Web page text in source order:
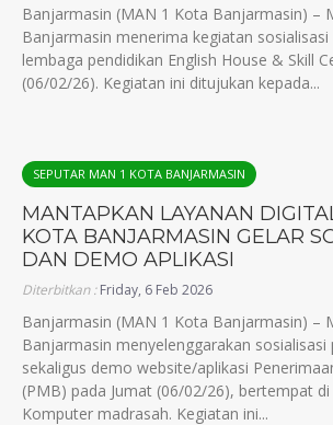
Banjarmasin (MAN 1 Kota Banjarmasin) –
Banjarmasin menerima kegiatan
lembaga pendidikan English House & Skill
(06/02/26). Kegiatan ini ditujukan kepada...
SEPUTAR MAN 1 KOTA BANJARMASIN
MANTAPKAN LAYANAN
KOTA BANJARMASIN GELAR
DAN DEMO APLIKASI
Diterbitkan :Friday, 6 Feb 2026
Banjarmasin (MAN 1 Kota Banjarmasin) –
Banjarmasin menyelenggarakan sosialisasi
sekaligus demo website/aplikasi
(PMB) pada Jumat (06/02/26), bertempat
Komputer madrasah. Kegiatan ini...